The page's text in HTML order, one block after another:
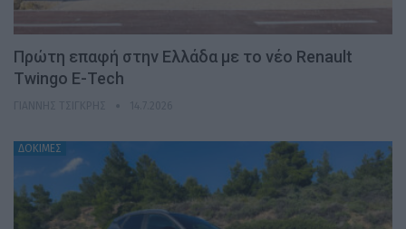
Πρώτη επαφή στην Ελλάδα με το νέο Renault
Twingo E-Tech
ΔΟΚΙΜΕΣ